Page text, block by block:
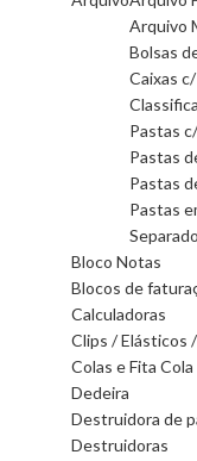
Arquivo
Bolsas
Caixas
Pastas
Pastas
Pastas
Pastas
Bloco Notas
Blocos de
Calculadoras
Clips / Elásticos
Colas e Fita Cola
Dedeira
Destruidora de
Destruidoras